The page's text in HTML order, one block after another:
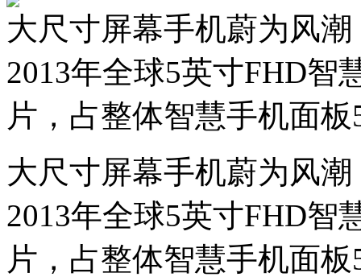
大尺寸屏幕手机蔚为风潮
2013年全球5英寸FHD智
片，占整体智慧手机面
大尺寸屏幕手机蔚为风潮
2013年全球5英寸FHD智
片，占整体智慧手机面